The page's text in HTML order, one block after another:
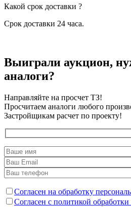
Какой срок доставки ?
Срок доставки 24 часа.
Выиграли аукцион,
аналоги?
Направляйте на просчет ТЗ!
Просчитаем аналоги любого
Застройщикам расчет по проекту!
Согласен на обработку
Согласен с политикой